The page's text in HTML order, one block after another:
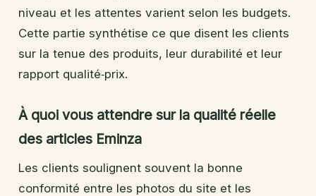
niveau et les attentes varient selon les budgets.
Cette partie synthétise ce que disent les clients
sur la tenue des produits, leur durabilité et leur
rapport qualité‑prix.
À quoi vous attendre sur la qualité réelle
des articles Eminza
Les clients soulignent souvent la bonne
conformité entre les photos du site et les